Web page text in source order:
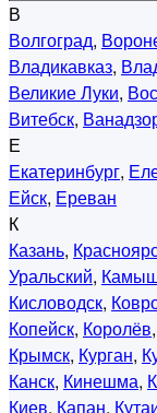
В
Волгоград,
Владикавказ,
Великие Луки,
Витебск,
Е
Екатеринбург,
Ейск, Ереван
К
Казань,
Уральский,
Кисловодск,
Копейск, Королёв,
Крымск, Курган,
Канск, Кинешма,
Киев, Капан,